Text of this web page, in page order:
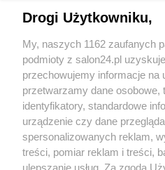
Sport
Społeczeństwo
Kultura
Drogi Użytkowniku,
My, naszych 1162 zaufanych
podmioty z salon24.pl
przechowujemy informacje na
przetwarzamy dane osobowe,
identyfikatory, standardowe
urządzenie czy dane
spersonalizowanych reklam,
treści, pomiar reklam i treści,
ulepszanie usług. Za zgodą